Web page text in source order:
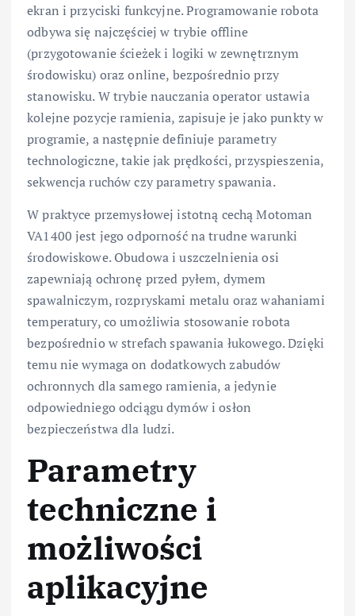
ekran i przyciski funkcyjne. Programowanie robota
odbywa się najczęściej w trybie offline
(przygotowanie ścieżek i logiki w zewnętrznym
środowisku) oraz online, bezpośrednio przy
stanowisku. W trybie nauczania operator ustawia
kolejne pozycje ramienia, zapisuje je jako punkty w
programie, a następnie definiuje parametry
technologiczne, takie jak prędkości, przyspieszenia,
sekwencja ruchów czy parametry spawania.
W praktyce przemysłowej istotną cechą Motoman
VA1400 jest jego odporność na trudne warunki
środowiskowe. Obudowa i uszczelnienia osi
zapewniają ochronę przed pyłem, dymem
spawalniczym, rozpryskami metalu oraz wahaniami
temperatury, co umożliwia stosowanie robota
bezpośrednio w strefach spawania łukowego. Dzięki
temu nie wymaga on dodatkowych zabudów
ochronnych dla samego ramienia, a jedynie
odpowiedniego odciągu dymów i osłon
bezpieczeństwa dla ludzi.
Parametry
techniczne i
możliwości
aplikacyjne